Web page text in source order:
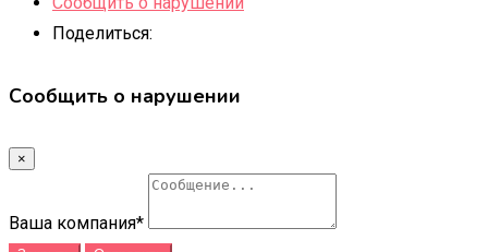
Поделиться:
Сообщить о нарушении
×
Ваша компания*